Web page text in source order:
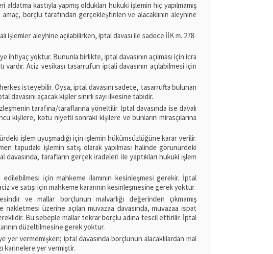
aldatma kastıyla yapmış oldukları hukuki işlemin hiç yapılmamış
borçlu tarafından gerçekleştirilen ve alacaklının aleyhine
işlemler aleyhine açılabilirken, iptal davası ile sadece İİK m. 278-
ihtiyaç yoktur. Bununla birlikte, iptal davasının açılması için icra
vardır. Aciz vesikası tasarrufun iptali davasının açılabilmesi için
herkes isteyebilir. Oysa, iptal davasını sadece, tasarrufta bulunan
davasını açacak kişiler sınırlı sayı ilkesine tabidir.
tarafına/taraflarına yöneltilir. İptal davasında ise davalı
kişilere, kötü niyetli sonraki kişilere ve bunların mirasçılarına
işlem uyuşmadığı için işlemin hükümsüzlüğüne karar verilir.
tapudaki işlemin satış olarak yapılması halinde görünürdeki
davasında, tarafların gerçek iradeleri ile yaptıkları hukuki işlem
için mahkeme ilamının kesinleşmesi gerekir. İptal
ve satışı için mahkeme kararının kesinleşmesine gerek yoktur.
ve mallar borçlunun malvarlığı değerinden çıkmamış
nakletmesi üzerine açılan muvazaa davasında, muvazaa ispat
Bu sebeple mallar tekrar borçlu adına tescil ettirilir. İptal
düzeltilmesine gerek yoktur.
yer vermemişken; iptal davasında borçlunun alacaklılardan mal
karinelere yer vermiştir.